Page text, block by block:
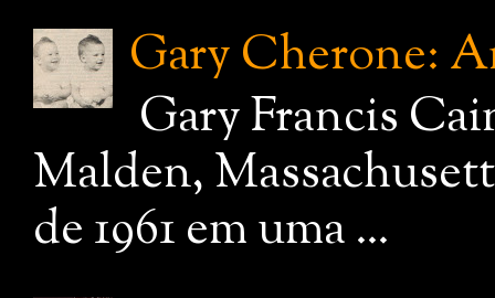
Gary Cherone:
Gary Francis
Malden,
de 1961 em uma ...